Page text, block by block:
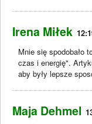
Irena Miłek
Mnie się spodobało
czas i energię".
aby były lepsze
Maja Dehmel